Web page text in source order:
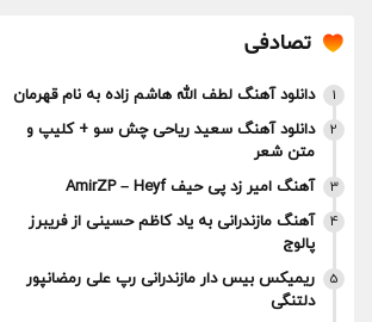
تصادفی
1 دانلود آهنگ لطف الله هاشم زاده به نام قهرمان
2
دانلود آهنگ سعید ریاحی چش سو + کلیپ و
متن شعر
3 آهنگ امیر زد پی حیف AmirZP – Heyf
4
آهنگ مازندرانی به یاد کاظم حسینی از فریبرز
پالوج
5
ریمیکس بیس دار مازندرانی رپ علی رمضانپور
دلتنگی